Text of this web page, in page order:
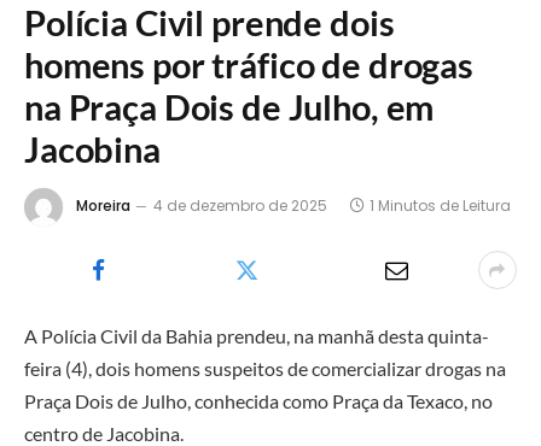
Polícia Civil prende dois
homens por tráfico de drogas
na Praça Dois de Julho, em
Jacobina
Moreira 4 de dezembro de 2025 1 Minutos de Leitura
A Polícia Civil da Bahia prendeu, na manhã desta quinta-
feira (4), dois homens suspeitos de comercializar drogas na
Praça Dois de Julho, conhecida como Praça da Texaco, no
centro de Jacobina.